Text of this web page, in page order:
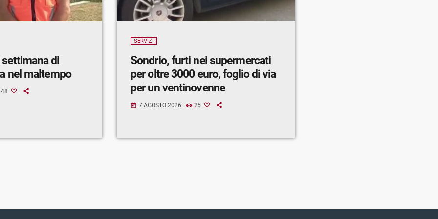
settimana di
nel maltempo
48
SERVIZI
Sondrio, furti nei supermercati
per oltre 3000 euro, foglio di via
per un ventinovenne
today 7 AGOSTO 2026 25